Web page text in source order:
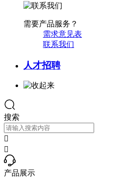
需要产品服务？
需求意见表
联系我们
人才招聘
搜索


产品展示